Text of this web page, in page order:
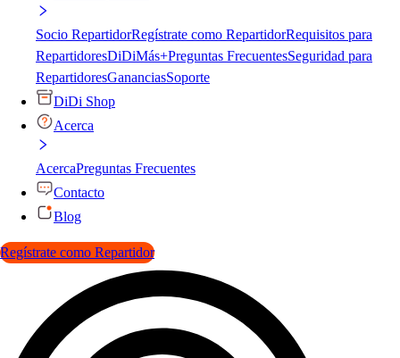
Socio RepartidorRegístrate como RepartidorRequisitos para
RepartidoresDiDiMás+Preguntas FrecuentesSeguridad para
RepartidoresGananciasSoporte
DiDi Shop
Acerca
AcercaPreguntas Frecuentes
Contacto
Blog
Regístrate como Repartidor